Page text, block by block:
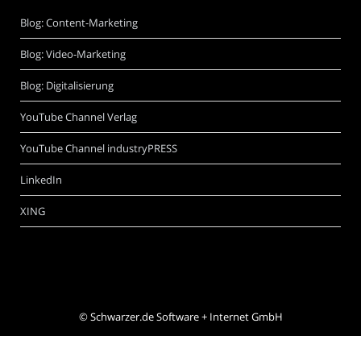
Blog: Content-Marketing
Blog: Video-Marketing
Blog: Digitalisierung
YouTube Channel Verlag
YouTube Channel industryPRESS
LinkedIn
XING
©Schwarzer.de Software + Internet GmbH